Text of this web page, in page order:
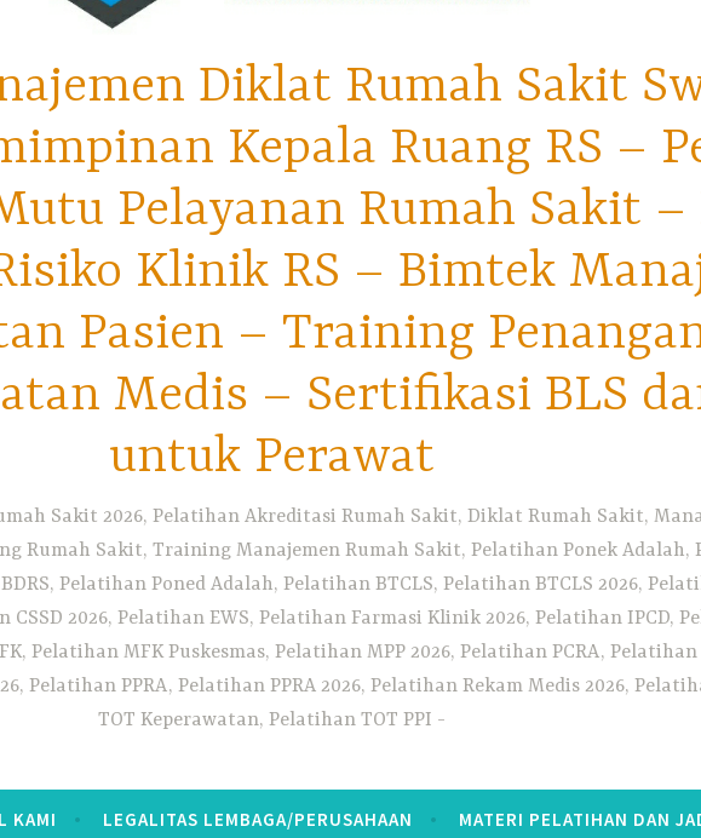
Diklat Rumah Sakit
Kepala Ruang RS –
Pelayanan Rumah Sakit
Klinik RS – Bimtek
Pasien – Training
Medis – Sertifikasi BLS
untuk Perawat
Sakit 2026, Pelatihan Akreditasi Rumah Sakit, Diklat Rumah Sakit,
Rumah Sakit, Training Manajemen Rumah Sakit, Pelatihan Ponek Adalah,
Pelatihan Poned Adalah, Pelatihan BTCLS, Pelatihan BTCLS 2026,
2026, Pelatihan EWS, Pelatihan Farmasi Klinik 2026, Pelatihan IPCD,
Pelatihan MFK Puskesmas, Pelatihan MPP 2026, Pelatihan PCRA, Pelatihan
Pelatihan PPRA, Pelatihan PPRA 2026, Pelatihan Rekam Medis 2026,
TOT Keperawatan, Pelatihan TOT PPI
KAMI LEGALITAS LEMBAGA/PERUSAHAAN MATERI PELATIHAN DAN